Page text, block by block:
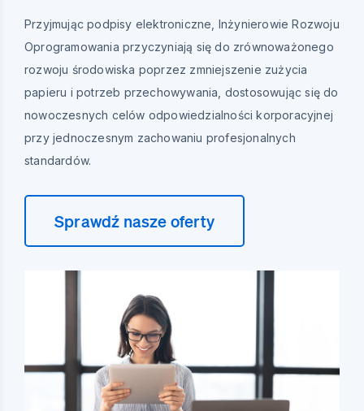
Przyjmując podpisy elektroniczne, Inżynierowie Rozwoju
Oprogramowania przyczyniają się do zrównoważonego
rozwoju środowiska poprzez zmniejszenie zużycia
papieru i potrzeb przechowywania, dostosowując się do
nowoczesnych celów odpowiedzialności korporacyjnej
przy jednoczesnym zachowaniu profesjonalnych
standardów.
Sprawdź nasze oferty